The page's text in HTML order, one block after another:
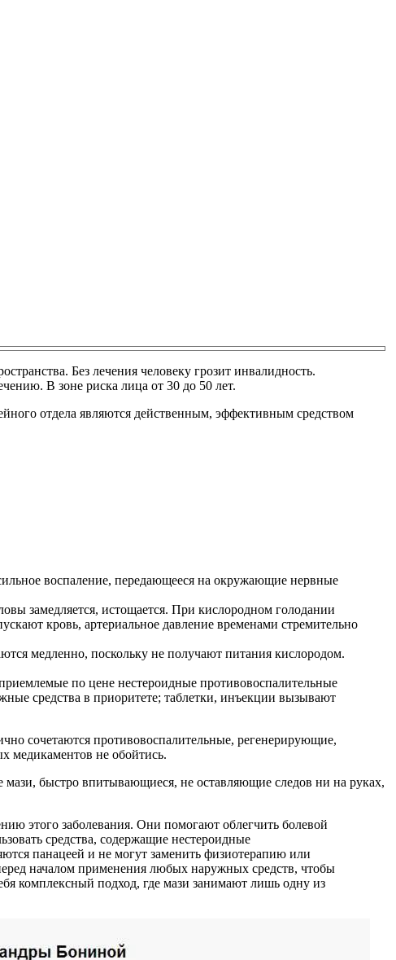
Без лечения человеку грозит инвалидность.
В зоне риска лица от 30 до 50 лет.
отдела являются действенным, эффективным средством
воспаление, передающееся на окружающие нервные
замедляется, истощается. При кислородном голодании
кровь, артериальное давление временами стремительно
медленно, поскольку не получают питания кислородом.
по цене нестероидные противовоспалительные
средства в приоритете; таблетки, инъекции вызывают
сочетаются противовоспалительные, регенерирующие,
медикаментов не обойтись.
мази, быстро впитывающиеся, не оставляющие следов ни на руках,
этого заболевания. Они помогают облегчить болевой
средства, содержащие нестероидные
панацеей и не могут заменить физиотерапию или
началом применения любых наружных средств, чтобы
комплексный подход, где мази занимают лишь одну из